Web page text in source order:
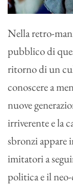
Nella retro-
pubblico di
ritorno di un
conoscere a
nuove
irriverente e la
sbronzi appare
imitatori a
politica e il